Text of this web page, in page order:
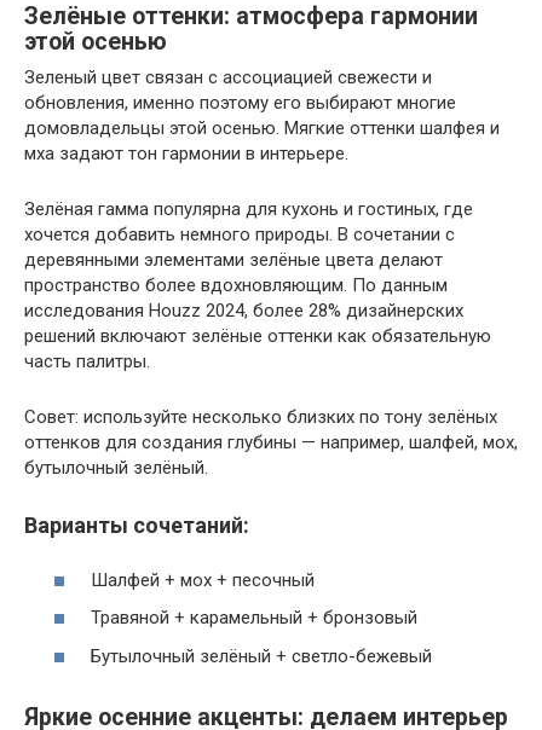
Зелёные оттенки: атмосфера гармонии
этой осенью
Зеленый цвет связан с ассоциацией свежести и
обновления, именно поэтому его выбирают многие
домовладельцы этой осенью. Мягкие оттенки шалфея и
мха задают тон гармонии в интерьере.
Зелёная гамма популярна для кухонь и гостиных, где
хочется добавить немного природы. В сочетании с
деревянными элементами зелёные цвета делают
пространство более вдохновляющим. По данным
исследования Houzz 2024, более 28% дизайнерских
решений включают зелёные оттенки как обязательную
часть палитры.
Совет: используйте несколько близких по тону зелёных
оттенков для создания глубины — например, шалфей, мох,
бутылочный зелёный.
Варианты сочетаний:
Шалфей + мох + песочный
Травяной + карамельный + бронзовый
Бутылочный зелёный + светло-бежевый
Яркие осенние акценты: делаем интерьер